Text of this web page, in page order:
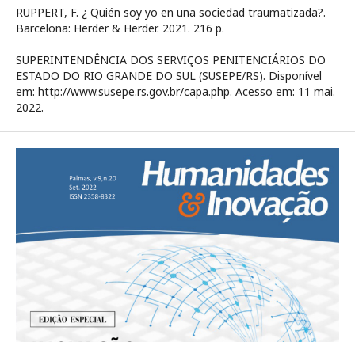
RUPPERT, F. ¿ Quién soy yo en una sociedad traumatizada?.
Barcelona: Herder & Herder. 2021. 216 p.
SUPERINTENDÊNCIA DOS SERVIÇOS PENITENCIÁRIOS DO
ESTADO DO RIO GRANDE DO SUL (SUSEPE/RS). Disponível
em: http://www.susepe.rs.gov.br/capa.php. Acesso em: 11 mai.
2022.